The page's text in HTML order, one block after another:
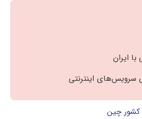
ایران
اینترنتی
کشور چین